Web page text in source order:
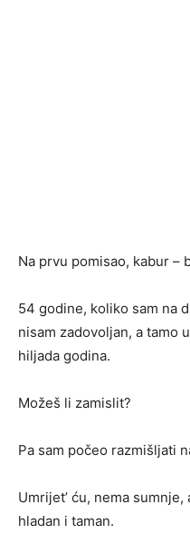
Na prvu pomisao, kabur –
54 godine, koliko sam na
nisam zadovoljan, a tamo
hiljada godina.
Možeš li zamislit?
Pa sam počeo razmišljati
Umrijet’ ću, nema
hladan i taman.